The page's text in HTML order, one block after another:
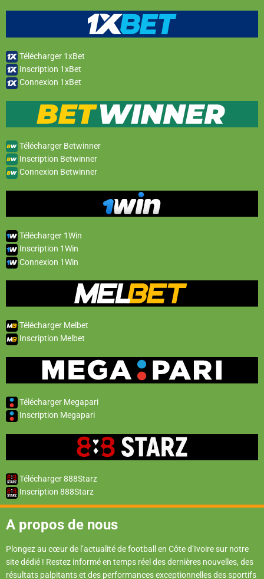
Télécharger 1xBet
Inscription 1xBet
Connexion 1xBet
Télécharger Betwinner
Inscription Betwinner
Connexion Betwinner
Télécharger 1Win
Inscription 1Win
Connexion 1Win
Télécharger Melbet
Inscription Melbet
Télécharger Megapari
Inscription Megapari
Télécharger 888Starz
Inscription 888Starz
A propos de nous
Plongez au cœur de l’actualité de football en Côte d’Ivoire sur notre
site dédié ! Restez informé en temps réel des dernières nouvelles, des
résultats palpitants et des performances exceptionnelles des sportifs